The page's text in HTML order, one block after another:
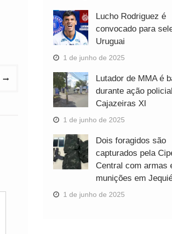
Lucho Rodriguez é
convocado para
Uruguai
1 de junho de 2025
Lutador de MMA é
durante ação
Cajazeiras XI
1 de junho de 2025
Dois foragidos são
capturados pela
Central com armas
munições em
1 de junho de 2025